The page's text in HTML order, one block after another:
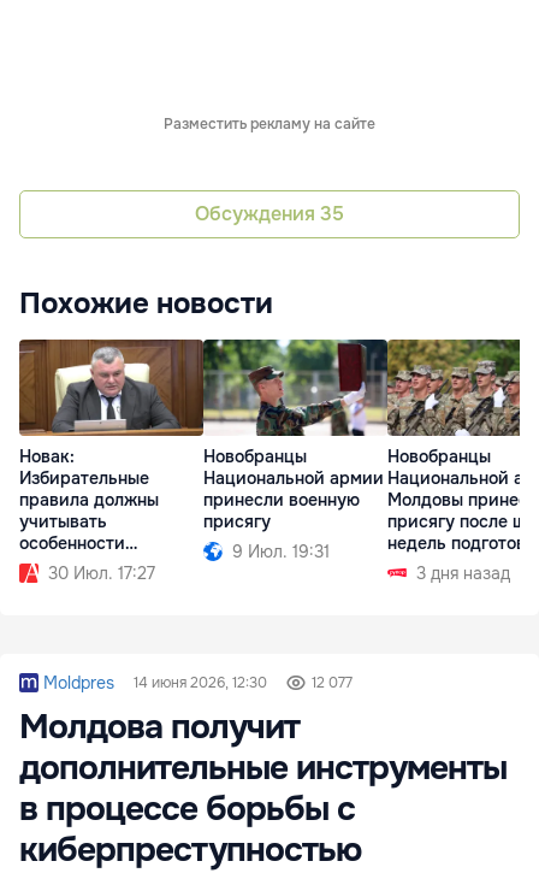
Разместить рекламу на сайте
Обсуждения 35
Похожие новости
Новак:
Избирательные
правила должны
учитывать
особенности
Гагаузии
30 Июл. 17:27
Новобранцы
Национальной армии
принесли военную
присягу
9 Июл. 19:31
Новобранцы
Национальной
Молдовы
присягу после
недель
3 дня назад
Moldpres 14 июня 2026, 12:30 12 077
Молдова получит
дополнительные инструменты
в процессе борьбы с
киберпреступностью